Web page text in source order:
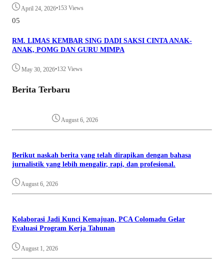
April 24, 2026•153 Views
05
RM. LIMAS KEMBAR SING DADI SAKSI CINTA ANAK-
ANAK, POMG DAN GURU MIMPA
May 30, 2026•132 Views
Berita Terbaru
August 6, 2026
Berikut naskah berita yang telah dirapikan dengan bahasa
jurnalistik yang lebih mengalir, rapi, dan profesional.
August 6, 2026
Kolaborasi Jadi Kunci Kemajuan, PCA Colomadu Gelar
Evaluasi Program Kerja Tahunan
August 1, 2026